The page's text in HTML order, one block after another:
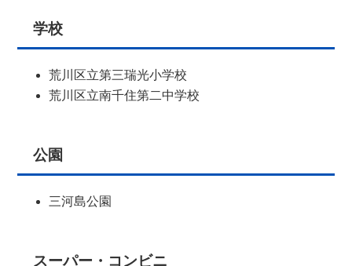
学校
荒川区立第三瑞光小学校
荒川区立南千住第二中学校
公園
三河島公園
スーパー・コンビニ